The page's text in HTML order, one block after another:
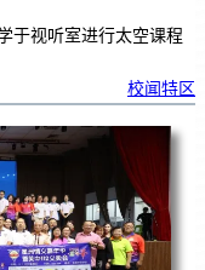
于视听室进行太空课程
校闻特区